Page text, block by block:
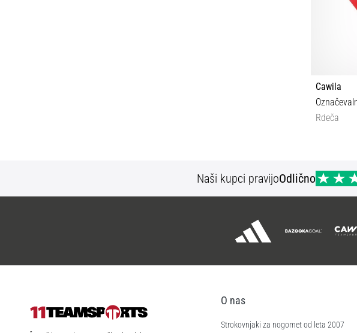
Cawila
Rdeča
Naši kupci pravijoOdlično
O nas
Strokovnjaki za nogomet od leta 2007